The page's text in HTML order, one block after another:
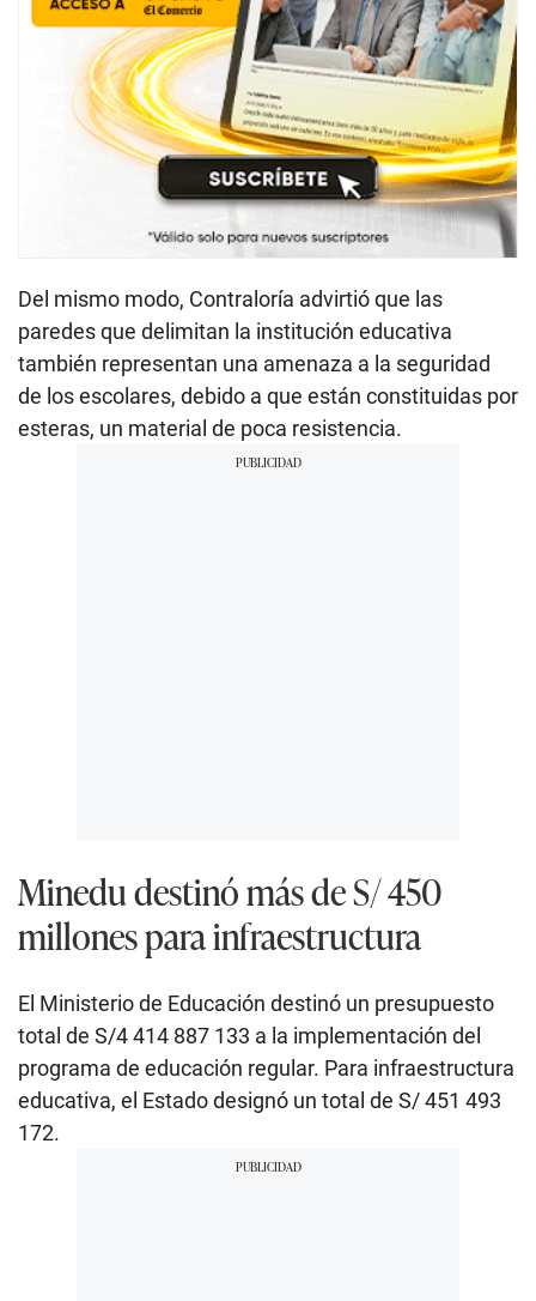
Del mismo modo, Contraloría advirtió que las
paredes que delimitan la institución educativa
también representan una amenaza a la seguridad
de los escolares, debido a que están constituidas por
esteras, un material de poca resistencia.
Minedu destinó más de S/ 450
millones para infraestructura
El Ministerio de Educación destinó un presupuesto
total de S/4 414 887 133 a la implementación del
programa de educación regular. Para infraestructura
educativa, el Estado designó un total de S/ 451 493
172.